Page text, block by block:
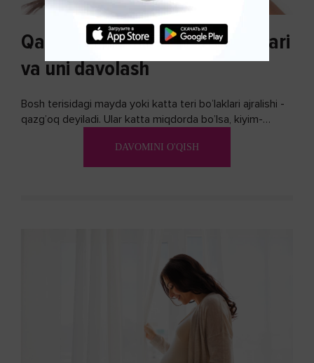
Qazg'oq paydo bo'lishi sabablari
va uni davolash
Bosh terisidagi mayda yoki katta teri bo’laklari ajralishi -
qazg’oq deyiladi. Ular katta miqdorda bo’lsa, kiyim-
DAVOMINI O'QISH